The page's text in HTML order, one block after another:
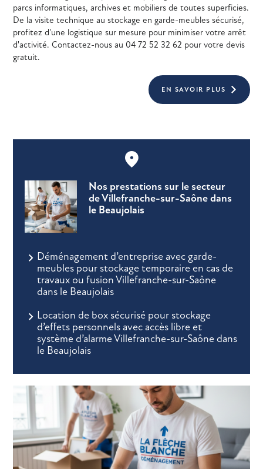
parcs informatiques, archives et mobiliers de toutes superficies.
De la visite technique au stockage en garde-meubles sécurisé,
profitez d'une logistique sur mesure pour minimiser votre arrêt
d'activité. Contactez-nous au 04 72 52 32 62 pour votre devis
gratuit.
EN SAVOIR PLUS
Nos prestations sur le secteur
de Villefranche-sur-Saône dans
le Beaujolais
Déménagement d’entreprise avec garde-
meubles pour stockage temporaire en cas de
travaux ou fusion Villefranche-sur-Saône
dans le Beaujolais
Location de box sécurisé pour stockage
d’effets personnels avec accès libre et
système d’alarme Villefranche-sur-Saône dans
le Beaujolais